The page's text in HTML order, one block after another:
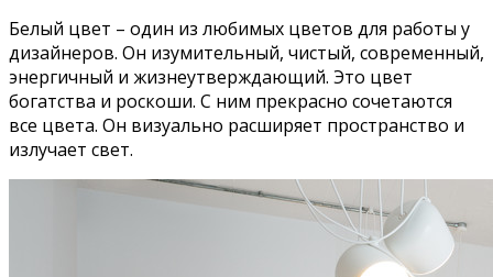
Белый цвет – один из любимых цветов для работы у
дизайнеров. Он изумительный, чистый, современный,
энергичный и жизнеутверждающий. Это цвет
богатства и роскоши. С ним прекрасно сочетаются
все цвета. Он визуально расширяет пространство и
излучает свет.